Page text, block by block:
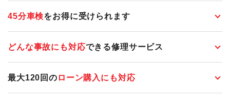
45分車検をお得に受けられます
どんな事故にも対応できる修理サービス
最大120回の ローン購入にも対応